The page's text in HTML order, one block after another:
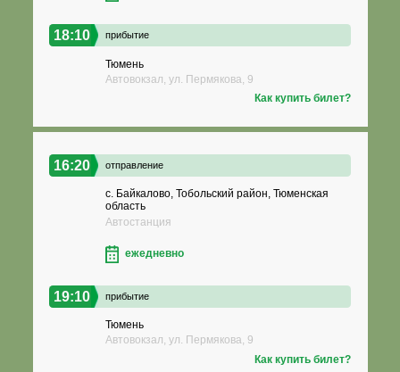
18:10 прибытие
Тюмень
Автовокзал, ул. Пермякова, 9
Как купить билет?
16:20 отправление
с. Байкалово, Тобольский район, Тюменская
область
Автостанция
ежедневно
19:10 прибытие
Тюмень
Автовокзал, ул. Пермякова, 9
Как купить билет?